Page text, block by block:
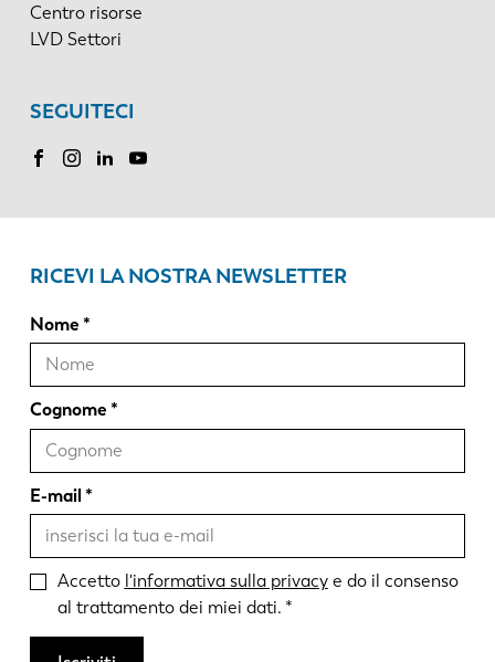
Centro risorse
LVD Settori
SEGUITECI
RICEVI LA NOSTRA NEWSLETTER
Nome
Cognome
E-mail
Accetto l'informativa sulla privacye do il consenso
al trattamento dei miei dati.